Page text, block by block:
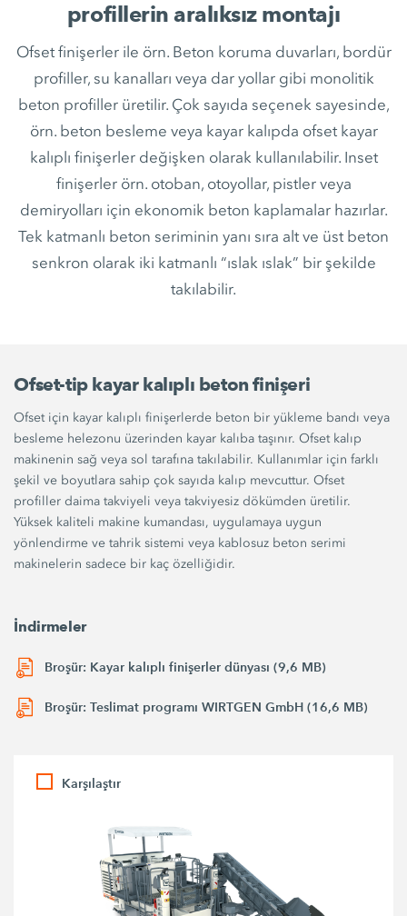
profillerin aralıksız montajı
Ofset finişerler ile örn. Beton koruma duvarları, bordür
profiller, su kanalları veya dar yollar gibi monolitik
beton profiller üretilir. Çok sayıda seçenek sayesinde,
örn. beton besleme veya kayar kalıpda ofset kayar
kalıplı finişerler değişken olarak kullanılabilir. Inset
finişerler örn. otoban, otoyollar, pistler veya
demiryolları için ekonomik beton kaplamalar hazırlar.
Tek katmanlı beton seriminin yanı sıra alt ve üst beton
senkron olarak iki katmanlı “ıslak ıslak” bir şekilde
takılabilir.
Ofset-tip kayar kalıplı beton finişeri
Ofset için kayar kalıplı finişerlerde beton bir yükleme bandı veya
besleme helezonu üzerinden kayar kalıba taşınır. Ofset kalıp
makinenin sağ veya sol tarafına takılabilir. Kullanımlar için farklı
şekil ve boyutlara sahip çok sayıda kalıp mevcuttur. Ofset
profiller daima takviyeli veya takviyesiz dökümden üretilir.
Yüksek kaliteli makine kumandası, uygulamaya uygun
yönlendirme ve tahrik sistemi veya kablosuz beton serimi
makinelerin sadece bir kaç özelliğidir.
İndirmeler
Broşür: Kayar kalıplı finişerler dünyası (9,6 MB)
Broşür: Teslimat programı WIRTGEN GmbH (16,6 MB)
Karşılaştır